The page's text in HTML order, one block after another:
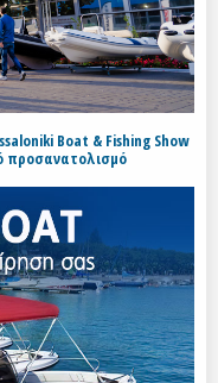
Boat & Fishing Show
προσανατολισμό